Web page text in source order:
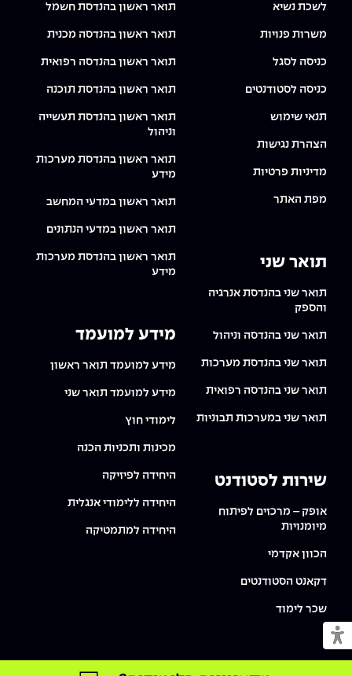
מעבר למצב נגיש
לשכת נשיא
משרות פנויות
כניסה לסגל
כניסה לסטודנטים
תנאי שימוש
הצהרת נגישות
מדיניות פרטיות
מפת האתר
תואר שני
תואר שני בהנדסת אנרגיה
והספק
תואר שני בהנדסה וניהול
תואר שני בהנדסת מערכות
תואר שני בהנדסה רפואית
תואר שני במערכות תבוניות
שירות לסטודנט
אופק – מרכזים לפיתוח
מיומנויות
הכוון אקדמי
דקאנט הסטודנטים
שכר לימוד
תואר ראשון בהנדסת חשמל
תואר ראשון בהנדסה מכנית
תואר ראשון בהנדסה רפואית
תואר ראשון בהנדסת תוכנה
תואר ראשון בהנדסת תעשייה
וניהול
תואר ראשון בהנדסת מערכות
מידע
תואר ראשון במדעי המחשב
תואר ראשון במדעי הנתונים
תואר ראשון בהנדסת מערכות
מידע
מידע למועמד
מידע למועמד תואר ראשון
מידע למועמד תואר שני
לימודי חוץ
מכינות ותכניות הכנה
היחידה לפיזיקה
היחידה ללימודי אנגלית
היחידה למתמטיקה